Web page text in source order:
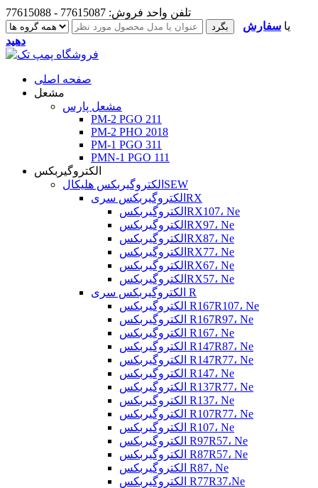
تلفن واحد فروش: 77615087 - 77615088
یا سفارش
دهید
صفحه اصلی
مشعل
مشعل پارس
PM-2 PGO 211
PM-2 PHO 2018
PM-1 PGO 311
PMN-1 PGO 111
الکتروگیربکس
الکتروگیربکس هلیکالSEW
الکتروگیربکس سریRX
الکتروگیربکسRX107، Ne
الکتروگیربکسRX97، Ne
الکتروگیربکسRX87، Ne
الکتروگیربکسRX77، Ne
الکتروگیربکسRX67، Ne
الکتروگیربکسRX57، Ne
الکتروگیربکس سری R
الکتروگیربکس R167R107، Ne
الکتروگیربکس R167R97، Ne
الکتروگیربکس R167، Ne
الکتروگیربکس R147R87، Ne
الکتروگیربکس R147R77، Ne
الکتروگیربکس R147، Ne
الکتروگیربکس R137R77، Ne
الکتروگیربکس R137، Ne
الکتروگیربکس R107R77، Ne
الکتروگیربکس R107، Ne
الکتروگیربکس R97R57، Ne
الکتروگیربکس R87R57، Ne
الکتروگیربکس R87، Ne
الکتروگیربکس R77R37،Ne